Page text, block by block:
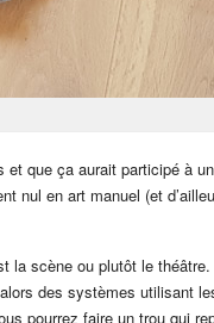
et que ça aurait participé à
nul en art manuel (et
la scène ou plutôt le
des systèmes utilisant
pourrez faire un trou qui